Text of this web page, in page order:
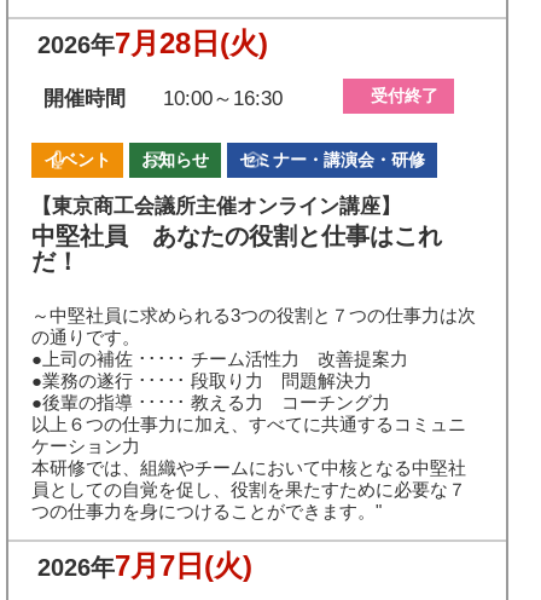
2026年7月28日 (火)
開催時間 10:00～16:30 受付終了
イベント お知らせ セミナー・講演会・研修
【東京商工会議所主催オンライン講座】
中堅社員 あなたの役割と仕事はこれ
だ！
～中堅社員に求められる3つの役割と７つの仕事力は次
の通りです。
●上司の補佐 ･････ チーム活性力 改善提案力
●業務の遂行 ･････ 段取り力 問題解決力
●後輩の指導 ･････ 教える力 コーチング力
以上６つの仕事力に加え、すべてに共通するコミュニ
ケーション力
本研修では、組織やチームにおいて中核となる中堅社
員としての自覚を促し、役割を果たすために必要な７
つの仕事力を身につけることができます。"
2026年7月7日 (火)